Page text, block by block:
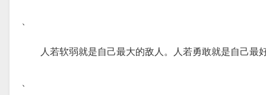
、
人若软弱就是自己最大的敌人。人若勇敢就是自己最
、